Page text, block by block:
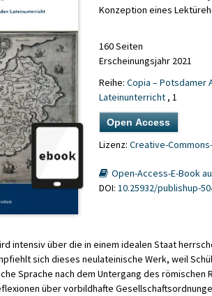
Konzeption eines
160 Seiten
Erscheinungsjahr 2021
Reihe: Copia – Potsdamer
Lateinunterricht, 1
Open Access
Lizenz: Creative-
Open-Access-E-Book
DOI: 10.25932/publishup-
intensiv über die in einem idealen Staat
sich dieses neulateinische Werk, weil
Sprache nach dem Untergang des römischen
über vorbildhafte